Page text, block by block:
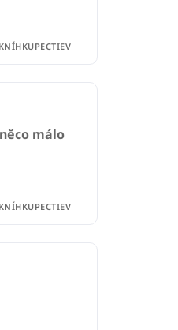
Happy
KNÍHKUPECTIEV
málo
KNÍHKUPECTIEV